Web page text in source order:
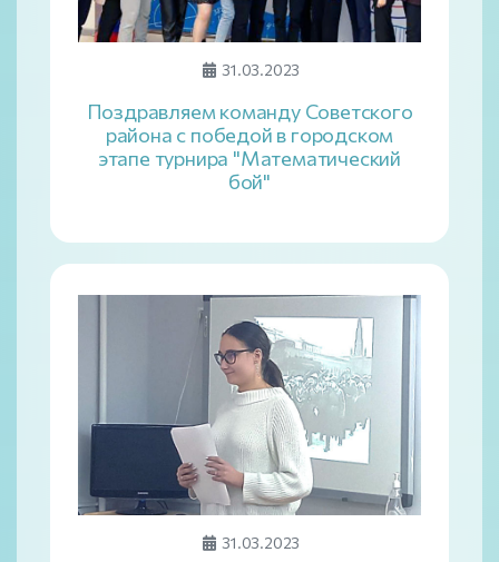
31.03.2023
Поздравляем команду Советского
района с победой в городском
этапе турнира "Математический
бой"
31.03.2023